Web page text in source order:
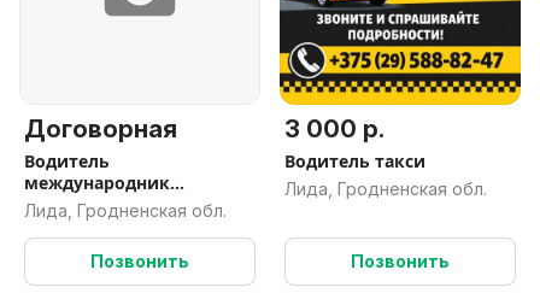
Договорная
Водитель
международник
категории В
Лида, Гродненская обл.
Позвонить
3 000 р.
Водитель такси
Лида, Гродненская обл.
Позвонить